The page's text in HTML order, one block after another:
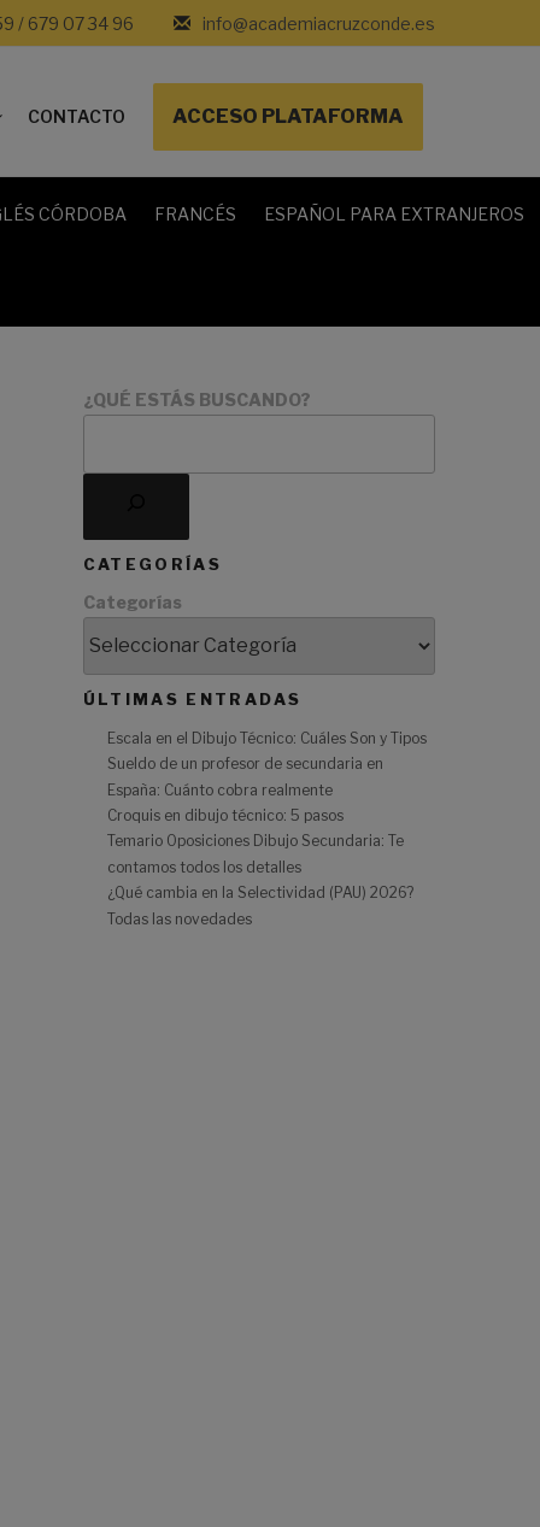
info@academiacruzconde.es
/ 679 07 34 96
CONTACTO ACCESO PLATAFORMA
CÓRDOBA FRANCÉS ESPAÑOL PARA EXTRANJEROS
¿QUÉ ESTÁS BUSCANDO?
CATEGORÍAS
Categorías
ÚLTIMAS ENTRADAS
Escala en el Dibujo Técnico: Cuáles Son y Tipos
Sueldo de un profesor de secundaria en
España: Cuánto cobra realmente
Croquis en dibujo técnico: 5 pasos
Temario Oposiciones Dibujo Secundaria: Te
contamos todos los detalles
¿Qué cambia en la Selectividad (PAU) 2026?
Todas las novedades